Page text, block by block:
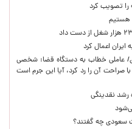
را تصویب کرد
هستیم
ایران اعمال کرد
عاملی خطاب به دستگاه قضا: شخصی
صراحت آن را رد کرد، آیا این جرم است
رشد نقدینگی
سعودی چه گفتند؟